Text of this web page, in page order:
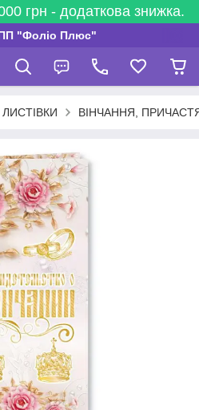
грн - додаткова знижка.
"Фоліо Плюс"
ЛИСТІВКИ ВІНЧАННЯ,